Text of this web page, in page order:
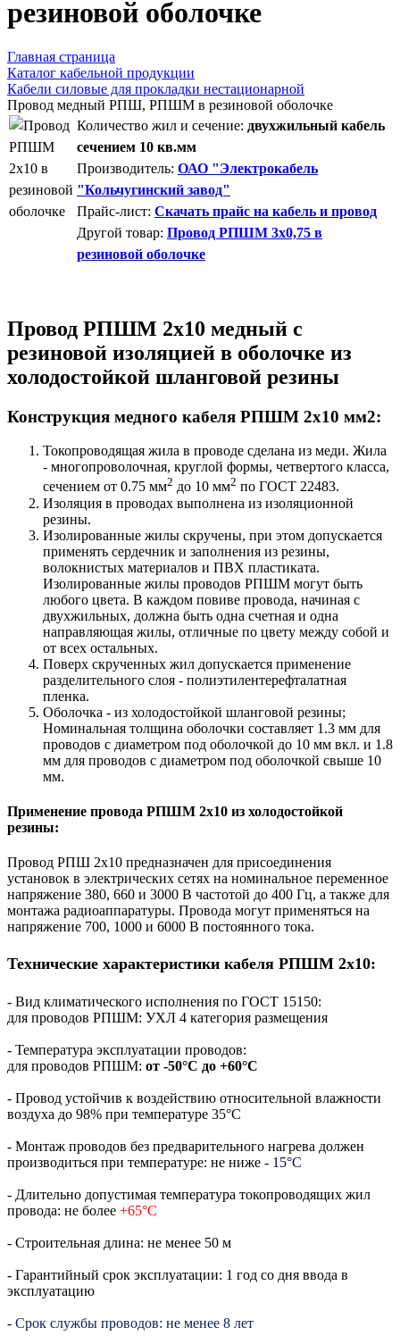
резиновой оболочке
Главная страница
Каталог кабельной продукции
Кабели силовые для прокладки нестационарной
Провод медный РПШ, РПШМ в резиновой оболочке
Количество жил и сечение: двухжильный кабель
сечением 10 кв.мм
Производитель: ОАО "Электрокабель
"Кольчугинский завод"
Прайс-лист: Скачать прайс на кабель и провод
Другой товар: Провод РПШМ 3х0,75 в
резиновой оболочке
Провод РПШМ 2х10 медный с
резиновой изоляцией в оболочке из
холодостойкой шланговой резины
Конструкция медного кабеля РПШМ 2х10 мм2:
Токопроводящая жила в проводе сделана из меди. Жила
- многопроволочная, круглой формы, четвертого класса,
сечением от 0.75 мм2 до 10 мм2 по ГОСТ 22483.
Изоляция в проводах выполнена из изоляционной
резины.
Изолированные жилы скручены, при этом допускается
применять сердечник и заполнения из резины,
волокнистых материалов и ПВХ пластиката.
Изолированные жилы проводов РПШМ могут быть
любого цвета. В каждом повиве провода, начиная с
двухжильных, должна быть одна счетная и одна
направляющая жилы, отличные по цвету между собой и
от всех остальных.
Поверх скрученных жил допускается применение
разделительного слоя - полиэтилентерефталатная
пленка.
Оболочка - из холодостойкой шланговой резины;
Номинальная толщина оболочки составляет 1.3 мм для
проводов с диаметром под оболочкой до 10 мм вкл. и 1.8
мм для проводов с диаметром под оболочкой свыше 10
мм.
Применение провода РПШМ 2х10 из холодостойкой
резины:
Провод РПШ 2х10 предназначен для присоединения
установок в электрических сетях на номинальное переменное
напряжение 380, 660 и 3000 В частотой до 400 Гц, а также для
монтажа радиоаппаратуры. Провода могут применяться на
напряжение 700, 1000 и 6000 В постоянного тока.
Технические характеристики кабеля РПШМ 2х10:
- Вид климатического исполнения по ГОСТ 15150:
для проводов РПШМ: УХЛ 4 категория размещения
- Температура эксплуатации проводов:
для проводов РПШМ: от -50°С до +60°С
- Провод устойчив к воздействию относительной влажности
воздуха до 98% при температуре 35°С
- Монтаж проводов без предварительного нагрева должен
производиться при температуре: не ниже - 15°С
- Длительно допустимая температура токопроводящих жил
провода: не более +65°С
- Строительная длина: не менее 50 м
- Гарантийный срок эксплуатации: 1 год со дня ввода в
эксплуатацию
- Срок службы проводов: не менее 8 лет